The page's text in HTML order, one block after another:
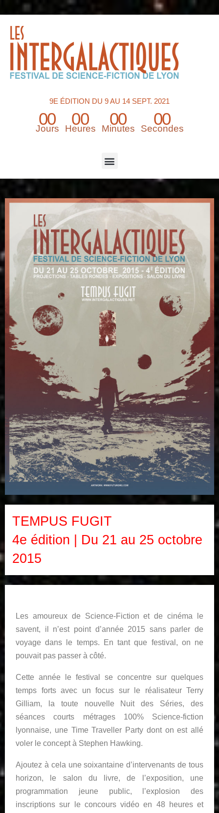
9E ÉDITION DU 9 AU 14 SEPT. 2021
00
Jours
00
Heures
00
Minutes
00
Secondes
Menu
TEMPUS FUGIT
4e édition | Du 21 au 25 octobre
2015
Les amoureux de Science-Fiction et de cinéma le
savent, il n’est point d’année 2015 sans parler de
voyage dans le temps. En tant que festival, on ne
pouvait pas passer à côté.
Cette année le festival se concentre sur quelques
temps forts avec un focus sur le réalisateur Terry
Gilliam, la toute nouvelle Nuit des Séries, des
séances courts métrages 100% Science-fiction
lyonnaise, une Time Traveller Party dont on est allé
voler le concept à Stephen Hawking.
Ajoutez à cela une soixantaine d’intervenants de tous
horizon, le salon du livre, de l’exposition, une
programmation jeune public, l’explosion des
inscriptions sur le concours vidéo en 48 heures et